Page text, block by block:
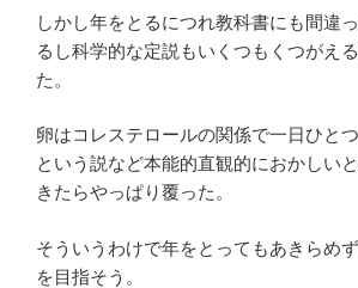
しかし年をとるにつれ教科書にも間違
るし科学的な定説もいくつもくつがえ
た。
卵はコレステロールの関係で一日ひと
という説など本能的直観的におかしい
きたらやっぱり覆った。
そういうわけで年をとってもあきらめ
を目指そう。